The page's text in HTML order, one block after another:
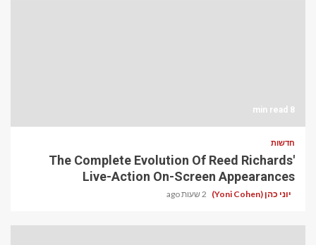
8 min read
חדשות
The Complete Evolution Of Reed Richards'
Live-Action On-Screen Appearances
יוני כהן (Yoni Cohen) 2 שעות ago